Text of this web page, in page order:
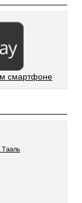
смартфоне
Тааль